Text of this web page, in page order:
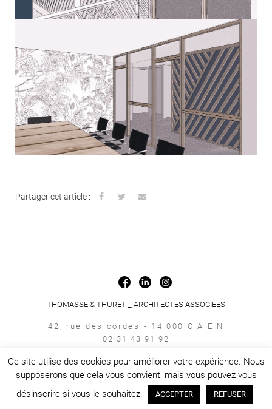
Partager cet article :
THOMASSE & THURET _ ARCHITECTES ASSOCIEES
42, rue des cordes - 14 000 C A E N
02 31 43 91 92
Empreinte © 2026.Mentions légales et politiques de confidentialités -
Tony Oheix : Agence Web Caen
Ce site utilise des cookies pour améliorer votre expérience. Nous
supposerons que cela vous convient, mais vous pouvez vous
désinscrire si vous le souhaitez.
ACCEPTER REFUSER